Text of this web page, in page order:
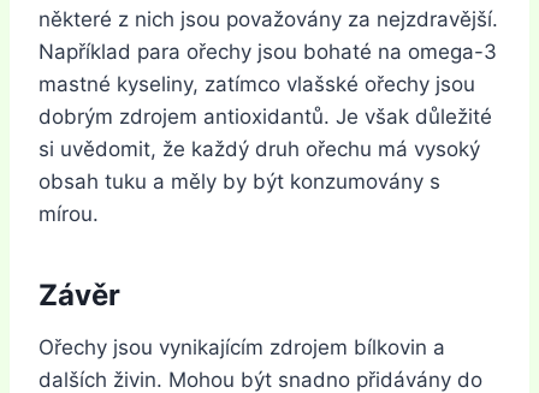
některé z nich jsou považovány za nejzdravější.
Například para ořechy jsou bohaté na omega-3
mastné kyseliny, zatímco vlašské ořechy jsou
dobrým zdrojem antioxidantů. Je však důležité
si uvědomit, že každý druh ořechu má vysoký
obsah tuku a měly by být konzumovány s
mírou.
Závěr
Ořechy jsou vynikajícím zdrojem bílkovin a
dalších živin. Mohou být snadno přidávány do